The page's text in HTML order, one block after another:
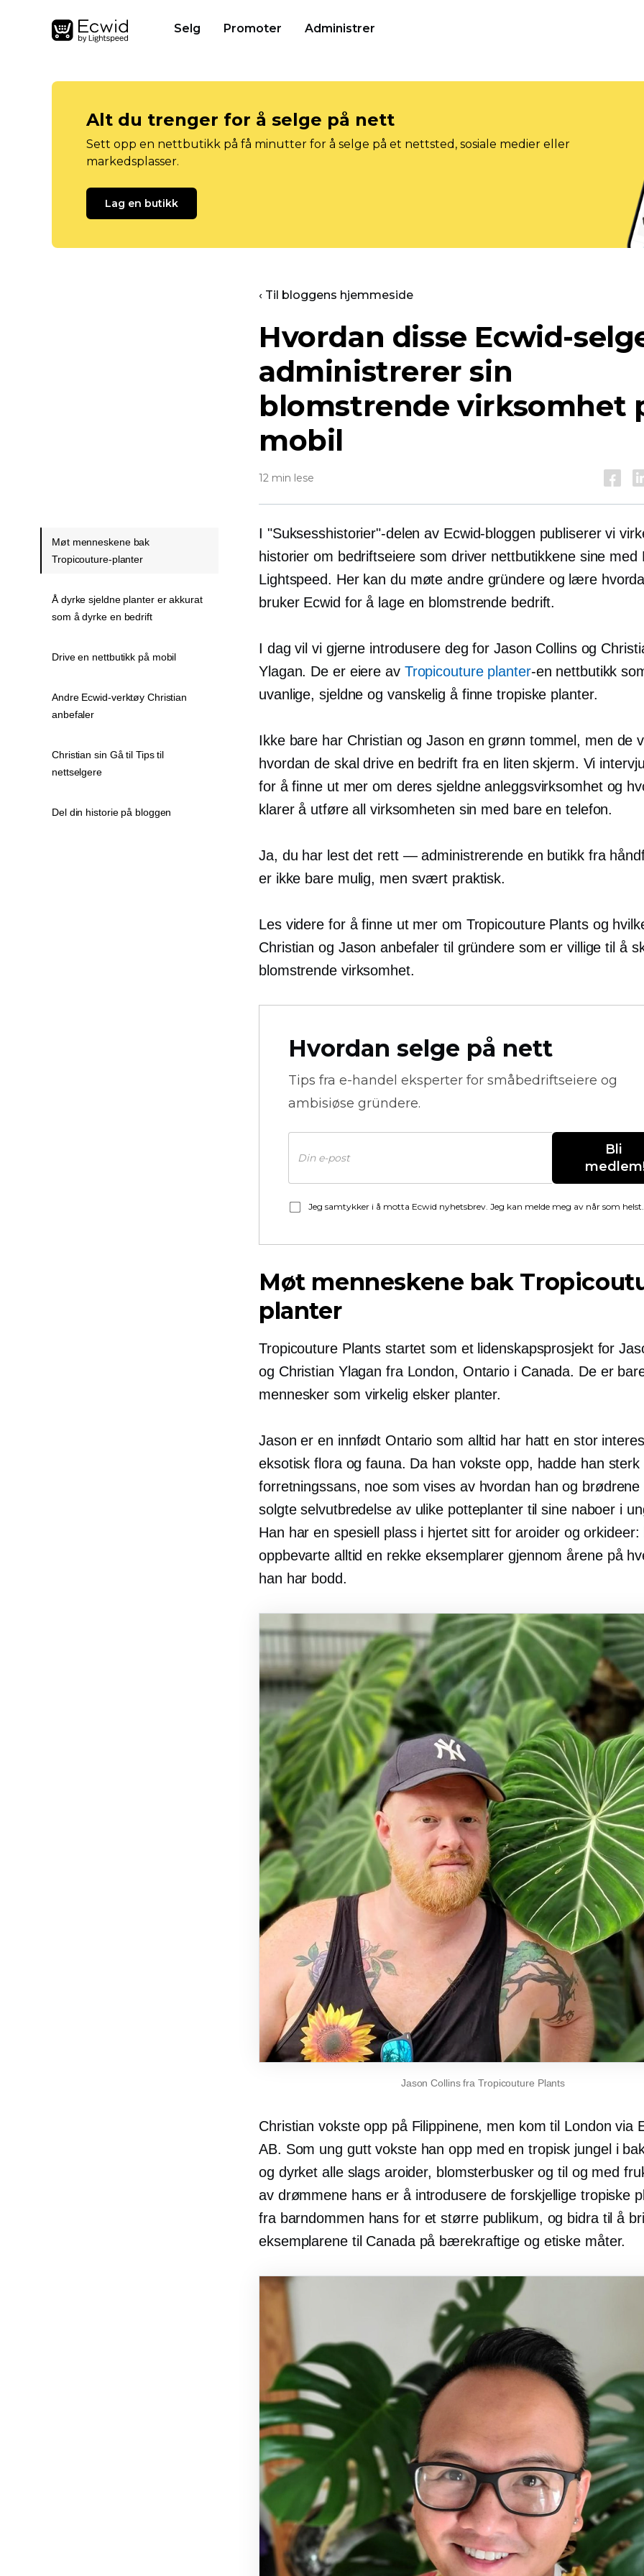
Selg Promoter Administrer
Alt du trenger for å selge på nett
Sett opp en nettbutikk på få minutter for å selge på et nettsted, sosiale medier eller
markedsplasser.
Lag en butikk
‹ Til bloggens hjemmeside
Hvordan disse Ecwid-
administrerer sin
blomstrende virksomhet
mobil
12 min lese
I "Suksesshistorier"-delen av Ecwid-bloggen publiserer vi
historier om bedriftseiere som driver nettbutikkene sine med
Lightspeed. Her kan du møte andre gründere og lære
bruker Ecwid for å lage en blomstrende bedrift.
I dag vil vi gjerne introdusere deg for Jason Collins og
Ylagan. De er eiere av Tropicouture planter-en nettbutikk
uvanlige, sjeldne og vanskelig å finne tropiske planter.
Ikke bare har Christian og Jason en grønn tommel, men de
hvordan de skal drive en bedrift fra en liten skjerm. Vi
for å finne ut mer om deres sjeldne anleggsvirksomhet og
klarer å utføre all virksomheten sin med bare en telefon.
Ja, du har lest det rett — administrerendeen butikk fra
er ikke bare mulig, men svært praktisk.
Les videre for å finne ut mer om Tropicouture Plants og
Christian og Jason anbefaler til gründere som er villige til å
blomstrende virksomhet.
Hvordan selge på nett
Tips fra e-handel eksperter for småbedriftseiere og
ambisiøse gründere.
Bli
Jeg samtykker i å motta Ecwid nyhetsbrev. Jeg kan melde meg av når som helst.
Møt menneskene bak
planter
Tropicouture Plants startet som et lidenskapsprosjekt for
og Christian Ylagan fra London, Ontario i Canada. De er
mennesker som virkelig elsker planter.
Jason er en innfødt Ontario som alltid har hatt en stor
eksotisk flora og fauna. Da han vokste opp, hadde han sterk
forretningssans, noe som vises av hvordan han og brødrene
solgteselvutbredelseav ulike potteplanter til sine naboer i
Han har en spesiell plass i hjertet sitt for aroider og orkideer:
oppbevarte alltid en rekke eksemplarer gjennom årene på
han har bodd.
Jason Collins fra Tropicouture Plants
Christian vokste opp på Filippinene, men kom til London via
AB. Som ung gutt vokste han opp med en tropisk jungel i
og dyrket alle slags aroider, blomsterbusker og til og med
av drømmene hans er å introdusere de forskjellige tropiske
fra barndommen hans for et større publikum, og bidra til å
eksemplarene til Canada på bærekraftige og etiske måter.
Møt menneskene bak
Tropicouture-planter
Å dyrke sjeldne planter er akkurat
som å dyrke en bedrift
Drive en nettbutikk på mobil
Andre Ecwid-verktøy Christian
anbefaler
Christian sin Gå til Tips til
nettselgere
Del din historie på bloggen